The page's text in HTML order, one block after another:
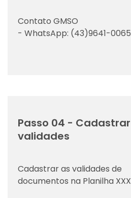
Contato GMSO
- WhatsApp: (43)9641-0065
Passo 04 - Cadastrar
validades
Cadastrar as validades de
documentos na Planilha XXX